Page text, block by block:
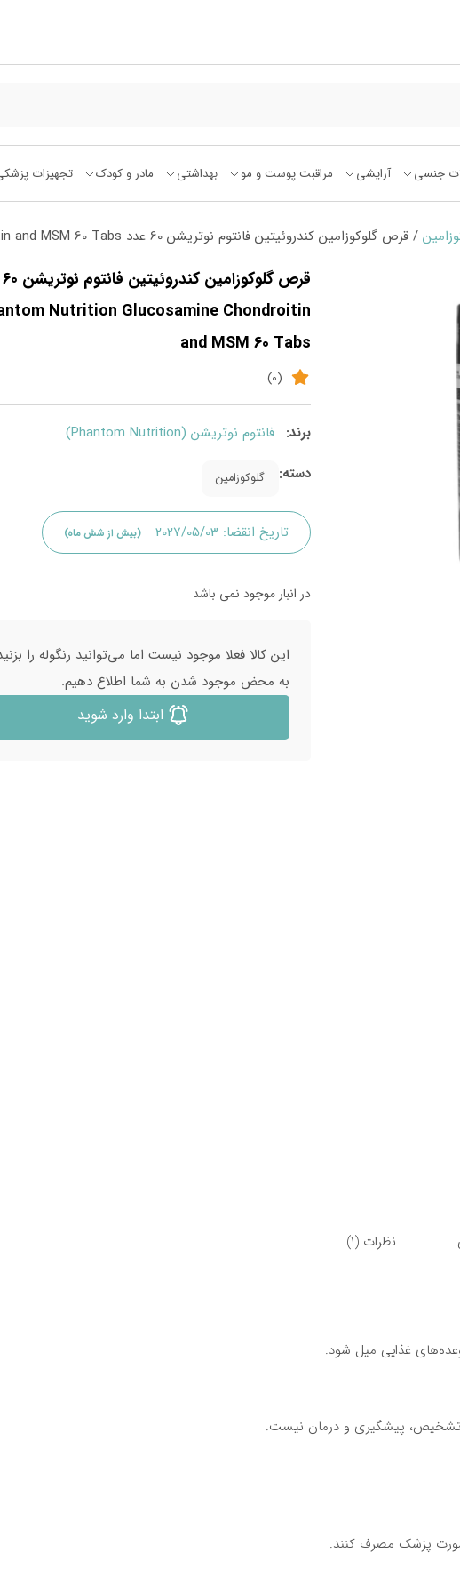
جنسی آرایشی مراقبت پوست و مو بهداشتی مادر و کودک تجهیزات
/ قرص گلوکوزامین کندروئیتین فانتوم نوتریشن 60 عدد Phantom Nutrition Glucosamine Chondroitin and MSM 60 Tabs
Nutrition Glucosamine Chondroitin
and MSM 60 Tabs
(0)
برند: فانتوم نوتریشن (Phantom Nutrition)
دسته:
گلوکوزامین
تاریخ انقضا: 2027/05/03 (بیش از شش ماه)
در انبار موجود نمی باشد
این کالا فعلا موجود نیست اما می‌توانید رنگوله را
به محض موجود شدن به شما اطلاع دهیم.
ابتدا وارد شوید
نظرات (1)
تشخیص، پیشگیری و درمان نیست.
پزشک مصرف کنند.